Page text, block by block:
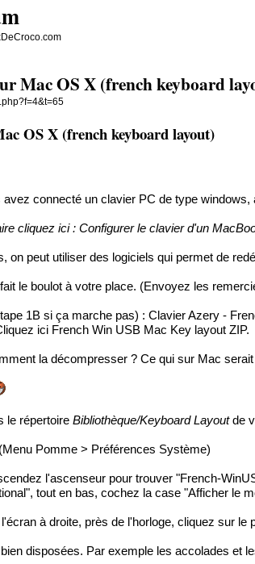
Mac OS X (french keyboard
OS X (french keyboard layout)
connecté un clavier PC de type
cliquez ici :Configurer le clavier d'un
on peut utiliser des logiciels qui permet de
le boulot à votre place. (Envoyez les
1B si ça marche pas) :Clavier Azery -
ici French Win USB Mac Key layout ZIP.
la décompresser ? Ce qui sur Mac
le répertoireBibliothèque/Keyboard Layoutde
Pomme > Préférences Système)
l'ascenseur pour trouver "French-
tout en bas, cochez la case "Afficher le
à droite, près de l'horloge, cliquez sur
disposées. Par exemple les accolades et